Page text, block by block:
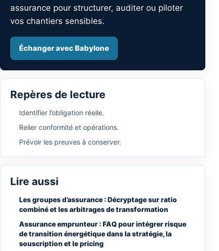
assurance pour structurer, auditer ou piloter
vos chantiers sensibles.
Échanger avec Babylone
Repères de lecture
Identifier l’obligation réelle.
Relier conformité et opérations.
Prévoir les preuves à conserver.
Lire aussi
Les groupes d’assurance : Décryptage sur ratio
combiné et les arbitrages de transformation
Assurance emprunteur : FAQ pour intégrer risque
de transition énergétique dans la stratégie, la
souscription et le pricing